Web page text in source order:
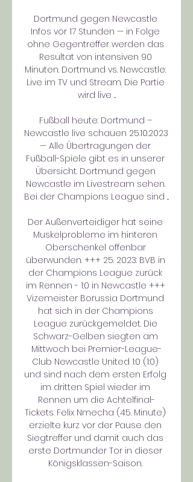
Dortmund gegen Newcastle
Infos vor 17 Stunden — in Folge
ohne Gegentreffer werden das
Resultat von intensiven 90
Minuten. Dortmund vs. Newcastle:
Live im TV und Stream. Die Partie
wird live ...
Fußball heute: Dortmund –
Newcastle live schauen 25.10.2023
— Alle Übertragungen der
Fußball-Spiele gibt es in unserer
Übersicht. Dortmund gegen
Newcastle im Livestream sehen.
Bei der Champions League sind ...
Der Außenverteidiger hat seine
Muskelprobleme im hinteren
Oberschenkel offenbar
überwunden. +++ 25. 2023: BVB in
der Champions League zurück
im Rennen - 1:0 in Newcastle +++
Vizemeister Borussia Dortmund
hat sich in der Champions
League zurückgemeldet. Die
Schwarz-Gelben siegten am
Mittwoch bei Premier-League-
Club Newcastle United 1:0 (1:0)
und sind nach dem ersten Erfolg
im dritten Spiel wieder im
Rennen um die Achtelfinal-
Tickets. Felix Nmecha (45. Minute)
erzielte kurz vor der Pause den
Siegtreffer und damit auch das
erste Dortmunder Tor in dieser
Königsklassen-Saison.